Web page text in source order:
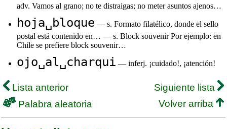
adv. Vamos al grano; no te distraigas; no meter asuntos ajenos…
hoja␣bloque — s. Formato filatélico, donde el sello
postal está contenido en… — s. Block souvenir Por ejemplo: en
Chile se prefiere block souvenir…
ojo␣al␣charqui — inferj. ¡cuidado!, ¡atención!
Lista anterior
Siguiente lista
Palabra aleatoria
Volver arriba